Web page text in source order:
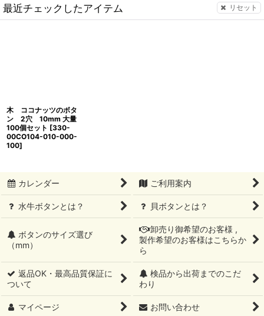
最近チェックしたアイテム リセット
木 ココナッツのボタ
ン 2穴 10mm 大量
100個セット [330-
00CO104-010-000-
100]
カレンダー ご利用案内
水牛ボタンとは？ 貝ボタンとは？
ボタンのサイズ選び
（mm）
卸売り御希望のお客様 ,
製作希望のお客様はこちらか
ら
返品OK・最高品質保証に
ついて
検品から出荷までのこだ
わり
マイページ お問い合わせ